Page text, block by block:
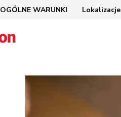
OGÓLNE WARUNKI Lokalizacje